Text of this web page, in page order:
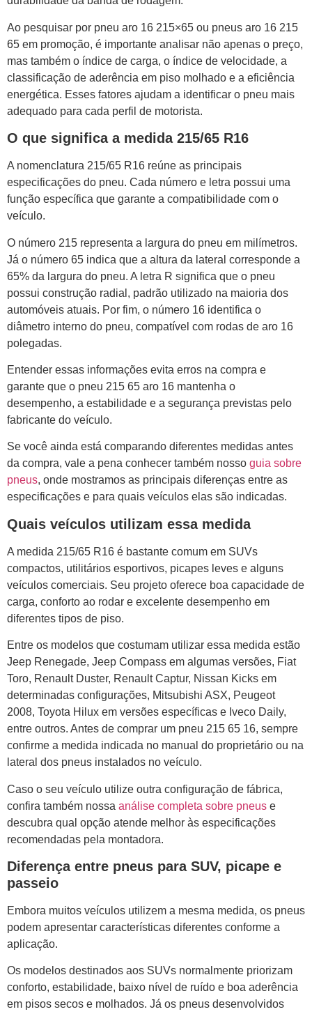
Ao pesquisar por pneu aro 16 215×65 ou pneus aro 16 215
65 em promoção, é importante analisar não apenas o preço,
mas também o índice de carga, o índice de velocidade, a
classificação de aderência em piso molhado e a eficiência
energética. Esses fatores ajudam a identificar o pneu mais
adequado para cada perfil de motorista.
O que significa a medida 215/65 R16
A nomenclatura 215/65 R16 reúne as principais
especificações do pneu. Cada número e letra possui uma
função específica que garante a compatibilidade com o
veículo.
O número 215 representa a largura do pneu em milímetros.
Já o número 65 indica que a altura da lateral corresponde a
65% da largura do pneu. A letra R significa que o pneu
possui construção radial, padrão utilizado na maioria dos
automóveis atuais. Por fim, o número 16 identifica o
diâmetro interno do pneu, compatível com rodas de aro 16
polegadas.
Entender essas informações evita erros na compra e
garante que o pneu 215 65 aro 16 mantenha o
desempenho, a estabilidade e a segurança previstas pelo
fabricante do veículo.
Se você ainda está comparando diferentes medidas antes
da compra, vale a pena conhecer também nosso guia sobre
pneus, onde mostramos as principais diferenças entre as
especificações e para quais veículos elas são indicadas.
Quais veículos utilizam essa medida
A medida 215/65 R16 é bastante comum em SUVs
compactos, utilitários esportivos, picapes leves e alguns
veículos comerciais. Seu projeto oferece boa capacidade de
carga, conforto ao rodar e excelente desempenho em
diferentes tipos de piso.
Entre os modelos que costumam utilizar essa medida estão
Jeep Renegade, Jeep Compass em algumas versões, Fiat
Toro, Renault Duster, Renault Captur, Nissan Kicks em
determinadas configurações, Mitsubishi ASX, Peugeot
2008, Toyota Hilux em versões específicas e Iveco Daily,
entre outros. Antes de comprar um pneu 215 65 16, sempre
confirme a medida indicada no manual do proprietário ou na
lateral dos pneus instalados no veículo.
Caso o seu veículo utilize outra configuração de fábrica,
confira também nossa análise completa sobre pneus e
descubra qual opção atende melhor às especificações
recomendadas pela montadora.
Diferença entre pneus para SUV, picape e
passeio
Embora muitos veículos utilizem a mesma medida, os pneus
podem apresentar características diferentes conforme a
aplicação.
Os modelos destinados aos SUVs normalmente priorizam
conforto, estabilidade, baixo nível de ruído e boa aderência
em pisos secos e molhados. Já os pneus desenvolvidos